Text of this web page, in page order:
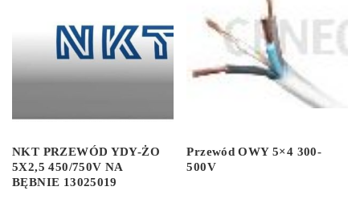
NKT PRZEWÓD YDY-ŻO
5X2,5 450/750V NA
BĘBNIE 13025019
Przewód OWY 5×4 300-
500V